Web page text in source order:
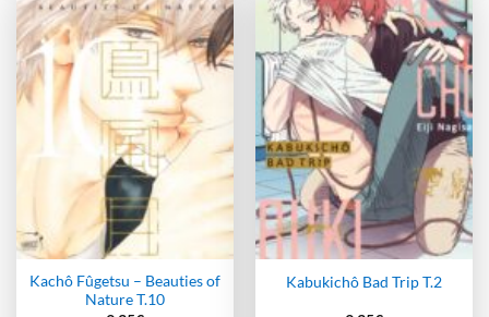
Ajouter
à la
wishlist
Kachô Fûgetsu – Beauties of
Nature T.10
Ajouter
à la
wishlist
Kabukichô Bad Trip T.2